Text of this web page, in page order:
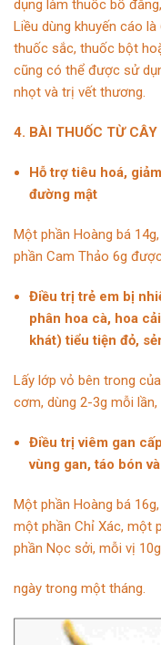
dụng làm thuốc bổ
Liều dùng khuyến cáo
thuốc sắc, thuốc bột
cũng có thể được sử
nhọt và trị vết thương.
4. BÀI THUỐC TỪ
Hỗ trợ tiêu hoá,
đường mật
Một phần Hoàng bá
phần Cam Thảo 6g
Điều trị trẻ em bị
phân hoa cà, hoa
khát) tiểu tiện đỏ,
Lấy lớp vỏ bên trong
cơm, dùng 2-3g mỗi lần,
Điều trị viêm gan
vùng gan, táo bón
Một phần Hoàng bá
một phần Chỉ Xác, một
phần Nọc sởi, mỗi vị
ngày trong một tháng.